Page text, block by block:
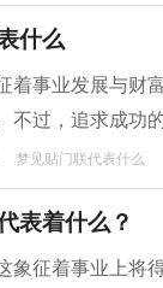
什么
着事业发展与财
不过，追求成功
梦见贴门联代表什么
表着什么？
象征着事业上将